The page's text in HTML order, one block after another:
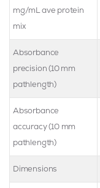
mg/mL ave protein
mix
Absorbance
precision (10 mm
pathlength)
Absorbance
accuracy (10 mm
pathlength)
Dimensions